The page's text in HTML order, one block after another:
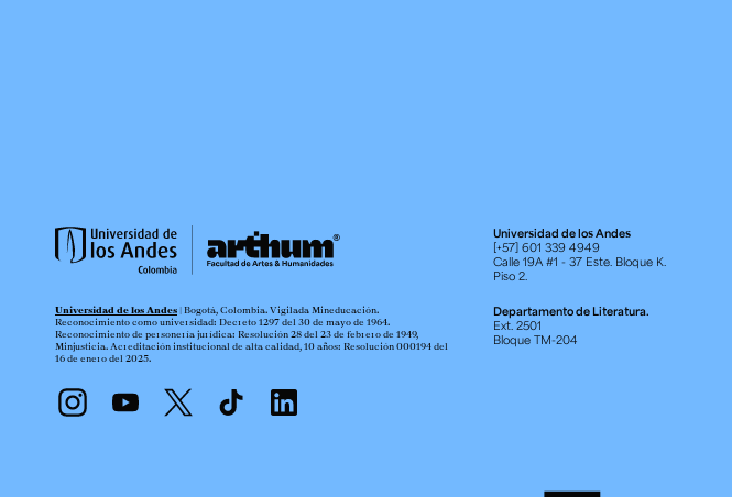
Universidad de los Andes
[+57] 601 339 4949
Calle 19A #1 - 37 Este. Bloque K.
Piso 2.
Departamento de Literatura.
Ext. 2501
Bloque TM-204
Universidad de los Andes| Bogotá, Colombia. Vigilada Mineducación.
Reconocimiento como universidad: Decreto 1297 del 30 de mayo de 1964.
Reconocimiento de personería jurídica: Resolución 28 del 23 de febrero de 1949,
Minjusticia. Acreditación institucional de alta calidad, 10 años: Resolución 000194 del
16 de enero del 2025.